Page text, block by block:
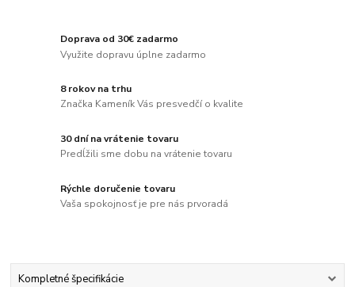
Doprava od 30€ zadarmo
Využite dopravu úplne zadarmo
8 rokov na trhu
Značka Kameník Vás presvedčí o kvalite
30 dní na vrátenie tovaru
Predĺžili sme dobu na vrátenie tovaru
Rýchle doručenie tovaru
Vaša spokojnosť je pre nás prvoradá
Kompletné špecifikácie